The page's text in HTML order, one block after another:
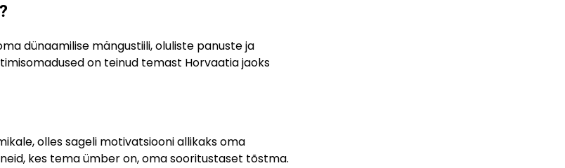
dünaamilise mängustiili, oluliste panuste ja
on teinud temast Horvaatia jaoks
olles sageli motivatsiooni allikaks oma
kes tema ümber on, oma sooritustaset tõstma.